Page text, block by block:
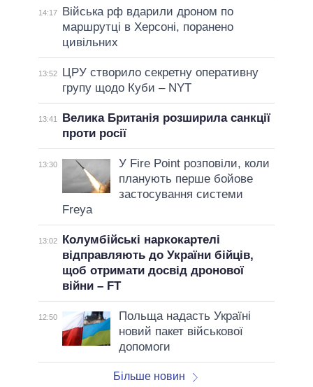
14:17
Війська рф вдарили дроном по
маршрутці в Херсоні, поранено
цивільних
13:52
ЦРУ створило секретну оперативну
групу щодо Куби – NYT
13:41
Велика Британія розширила санкції
проти росії
13:30
У Fire Point розповіли, коли
планують перше бойове
застосування системи
Freya
13:02
Колумбійські наркокартелі
відправляють до України бійців,
щоб отримати досвід дронової
війни – FT
12:50
Польща надасть Україні
новий пакет військової
допомоги
Більше новин